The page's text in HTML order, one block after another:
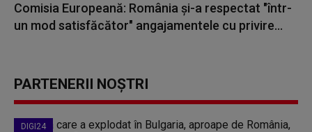
Comisia Europeană: România şi-a respectat "într-
un mod satisfăcător" angajamentele cu privire...
PARTENERII NOȘTRI
DIGI24